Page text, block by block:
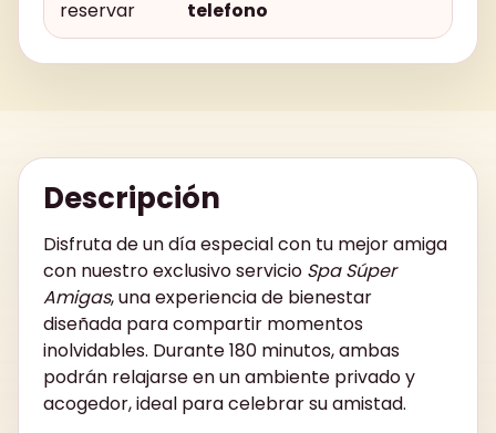
reservar telefono
Descripción
Disfruta de un día especial con tu mejor amiga
con nuestro exclusivo servicio Spa Súper
Amigas, una experiencia de bienestar
diseñada para compartir momentos
inolvidables. Durante 180 minutos, ambas
podrán relajarse en un ambiente privado y
acogedor, ideal para celebrar su amistad.